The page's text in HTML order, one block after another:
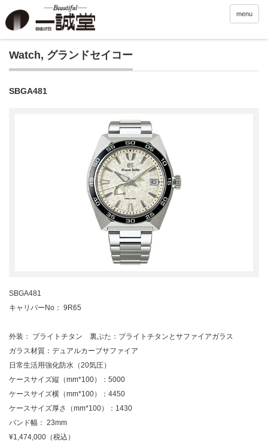
menu
Watch, グランドセイコー
SBGA481
SBGA481
キャリバーNo： 9R65
外装： ブライトチタン 裏ぶた：ブライトチタンとサファイアガラス
ガラス材質：デュアルカーブサファイア
日常生活用強化防水（20気圧）
ケースサイズ縦（mm*100）：5000
ケースサイズ横（mm*100）：4450
ケースサイズ厚さ（mm*100）：1430
バンド幅： 23mm
¥1,474,000（税込）